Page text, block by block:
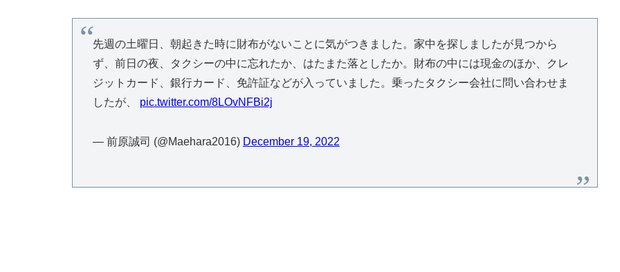
先週の土曜日、朝起きた時に財布がないことに気がつきました。家中を探しましたが見つから
ず、前日の夜、タクシーの中に忘れたか、はたまた落としたか。財布の中には現金のほか、クレ
ジットカード、銀行カード、免許証などが入っていました。乗ったタクシー会社に問い合わせま
したが、 pic.twitter.com/8LOvNFBi2j
— 前原誠司 (@Maehara2016) December 19, 2022